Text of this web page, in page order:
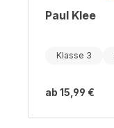
Paul Klee
Klasse 3
ab 15,99 €